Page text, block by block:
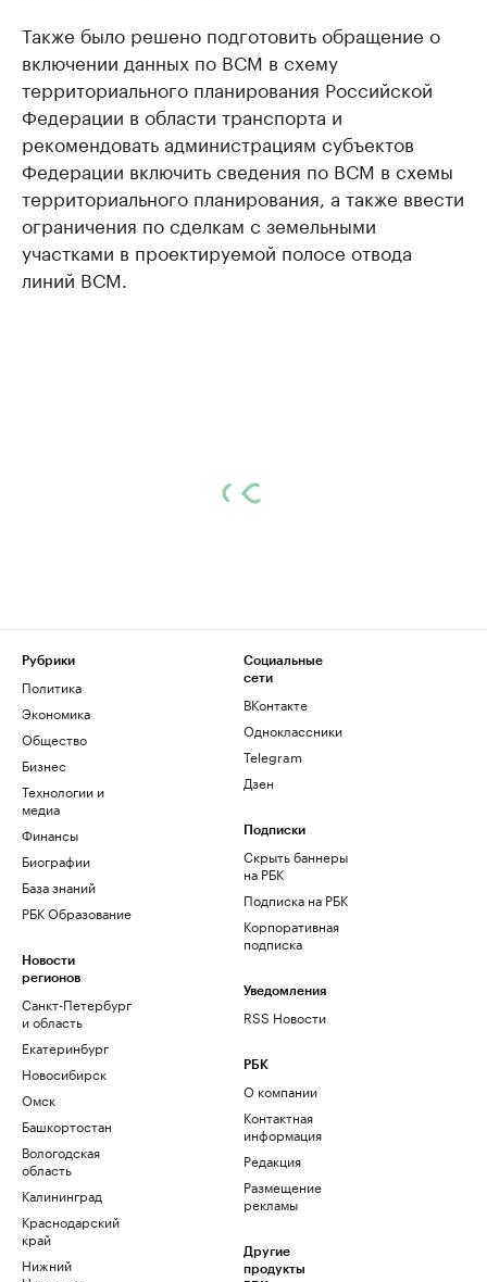
Также было решено подготовить обращение о
включении данных по ВСМ в схему
территориального планирования Российской
Федерации в области транспорта и
рекомендовать администрациям субъектов
Федерации включить сведения по ВСМ в схемы
территориального планирования, а также ввести
ограничения по сделкам с земельными
участками в проектируемой полосе отвода
линий ВСМ.
Рубрики
Политика
Экономика
Общество
Бизнес
Технологии и
медиа
Финансы
Биографии
База знаний
РБК Образование
Новости
регионов
Санкт-Петербург
и область
Екатеринбург
Новосибирск
Омск
Башкортостан
Вологодская
область
Калининград
Краснодарский
край
Нижний
Социальные
сети
ВКонтакте
Одноклассники
Telegram
Дзен
Подписки
Скрыть баннеры
на РБК
Подписка на РБК
Корпоративная
подписка
Уведомления
RSS Новости
РБК
О компании
Контактная
информация
Редакция
Размещение
рекламы
Другие
продукты